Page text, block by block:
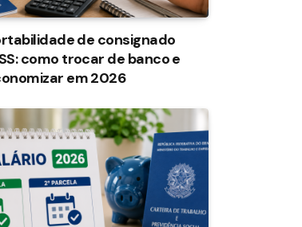
de consignado
como trocar de banco e
em 2026